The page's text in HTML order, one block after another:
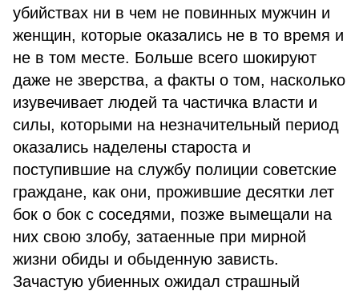
убийствах ни в чем не повинных мужчин и
женщин, которые оказались не в то время и
не в том месте. Больше всего шокируют
даже не зверства, а факты о том, насколько
изувечивает людей та частичка власти и
силы, которыми на незначительный период
оказались наделены староста и
поступившие на службу полиции советские
граждане, как они, прожившие десятки лет
бок о бок с соседями, позже вымещали на
них свою злобу, затаенные при мирной
жизни обиды и обыденную зависть.
Зачастую убиенных ожидал страшный